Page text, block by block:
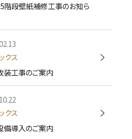
階段壁紙補修工事のお知ら
クス
装工事のご案内
クス
備導入のご案内